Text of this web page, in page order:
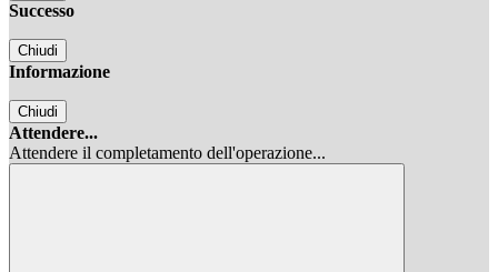
Successo
Chiudi
Informazione
Chiudi
Attendere...
Attendere il completamento dell'operazione...